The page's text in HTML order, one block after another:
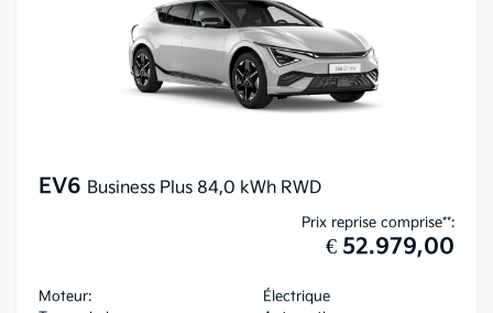
EV6 Business Plus 84,0 kWh RWD
Prix reprise comprise**:
€ 52.979,00
Moteur:
Électrique